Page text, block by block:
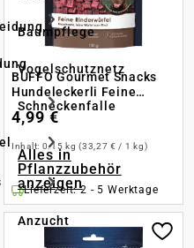
Baumpflege
Vogelschutznetz
Schneckenfalle
Alles in
Pflanzzubehör
anzeigen
Anzucht
BUFFO Gourmet Snacks
Hundeleckerli Feine
Rinderwürfel
4,99 €
Inhalt: 0.15 kg(33,27 € / 1 kg)
Lieferzeit: 2 - 5 Werktage